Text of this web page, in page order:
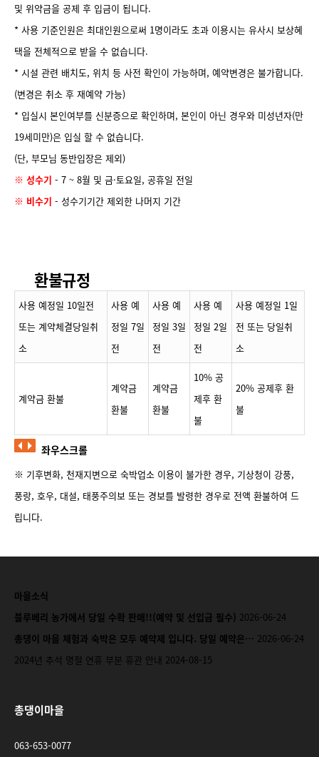
및 위약금을 공제 후 입금이 됩니다.
* 사용 기준인원은 최대인원으로써 1명이라도 초과 이용시는 유사시 보상혜
택을 전체적으로 받을 수 없습니다.
* 시설 관련 배치도, 위치 등 사전 확인이 가능하며, 예약변경은 불가합니다.
(변경은 취소 후 재예약 가능)
* 입실시 본인여부를 신분증으로 확인하며, 본인이 아닌 경우와 미성년자(만
19세미만)은 입실 할 수 없습니다.
(단, 부모님 동반입장은 제외)
※ 성수기 - 7 ~ 8월 및 금·토요일, 공휴일 전일
※ 비수기 - 성수기기간 제외한 나머지 기간
환불규정
사용 예정일 10일전
또는 계약체결당일취
소
사용 예
정일 7일
전
사용 예
정일 3일
전
사용 예
정일 2일
전
사용 예정일 1일
전 또는 당일취
소
계약금 환불
계약금
환불
계약금
환불
10% 공
제후 환
불
20% 공제후 환
불
좌우스크롤
※ 기후변화, 천재지변으로 숙박업소 이용이 불가한 경우, 기상청이 강풍,
풍랑, 호우, 대설, 태풍주의보 또는 경보를 발령한 경우로 전액 환불하여 드
립니다.
마을소식
블루베리 농가에서 당일 수확 판매!!(예약 및 선입금 필수) 2026-06-24
총댕이 마을 체험과 숙박은 모두 예약제 입니다. 당일 예약은… 2026-06-24
2024년 추석 명절 연휴 부분 휴관 안내 2024-08-15
총댕이마을
063-653-0077